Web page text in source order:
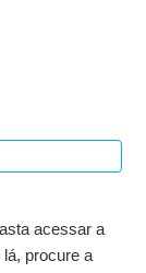
atendimento)
acessar a
procure a